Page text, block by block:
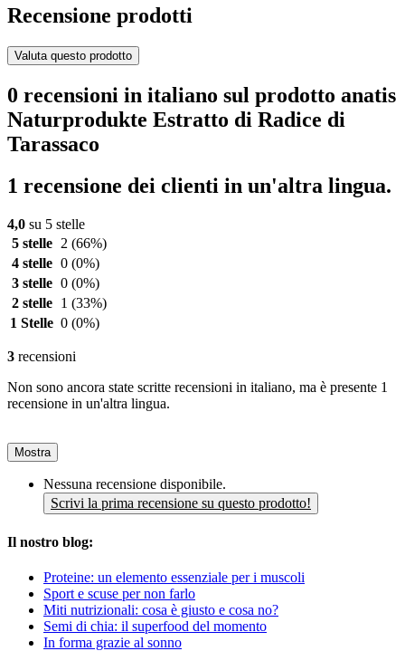
Recensione prodotti
Valuta questo prodotto
0 recensioni in italiano sul prodotto anatis
Naturprodukte Estratto di Radice di
Tarassaco
1 recensione dei clienti in un'altra lingua.
4,0 su 5 stelle
5 stelle
2 (66%)
4 stelle 0 (0%)
3 stelle 0 (0%)
2 stelle
1 (33%)
1 Stelle 0 (0%)
3 recensioni
Non sono ancora state scritte recensioni in italiano, ma è presente 1
recensione in un'altra lingua.
Mostra
Nessuna recensione disponibile.
Scrivi la prima recensione su questo prodotto!
Il nostro blog:
Proteine: un elemento essenziale per i muscoli
Sport e scuse per non farlo
Miti nutrizionali: cosa è giusto e cosa no?
Semi di chia: il superfood del momento
In forma grazie al sonno